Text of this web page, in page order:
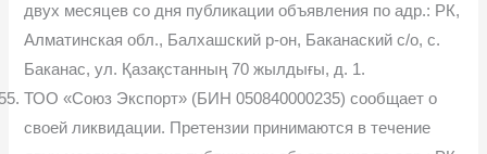
двух месяцев со дня публикации объявления по адр.: РК,
Алматинская обл., Балхашский р-он, Баканаский с/о, с.
Баканас, ул. Қазақстанның 70 жылдығы, д. 1.
ТОО «Союз Экспорт» (БИН 050840000235) сообщает о
своей ликвидации. Претензии принимаются в течение